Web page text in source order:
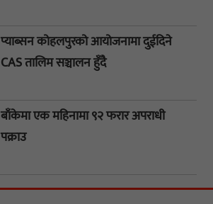
प्याब्सन कोहलपुरको आयोजनामा दुईदिने
CAS तालिम सञ्चालन हुँदै
बाँकेमा एक महिनामा ९२ फरार अपराधी
पक्राउ